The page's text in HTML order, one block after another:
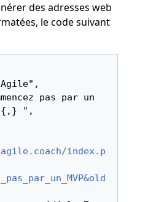
des adresses web
le code suivant
",
index.p